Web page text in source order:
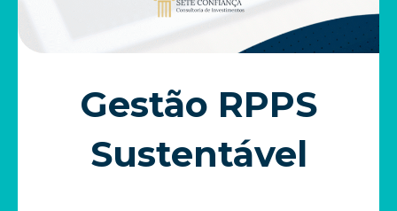
Gestão RPPS
Sustentável